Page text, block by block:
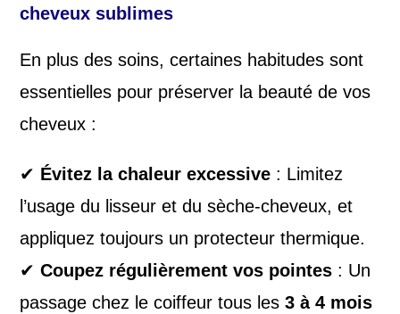
cheveux sublimes
En plus des soins, certaines habitudes sont
essentielles pour préserver la beauté de vos
cheveux :
✔ Évitez la chaleur excessive : Limitez
l’usage du lisseur et du sèche-cheveux, et
appliquez toujours un protecteur thermique.
✔Coupez régulièrement vos pointes : Un
passage chez le coiffeur tous les3 à 4 mois